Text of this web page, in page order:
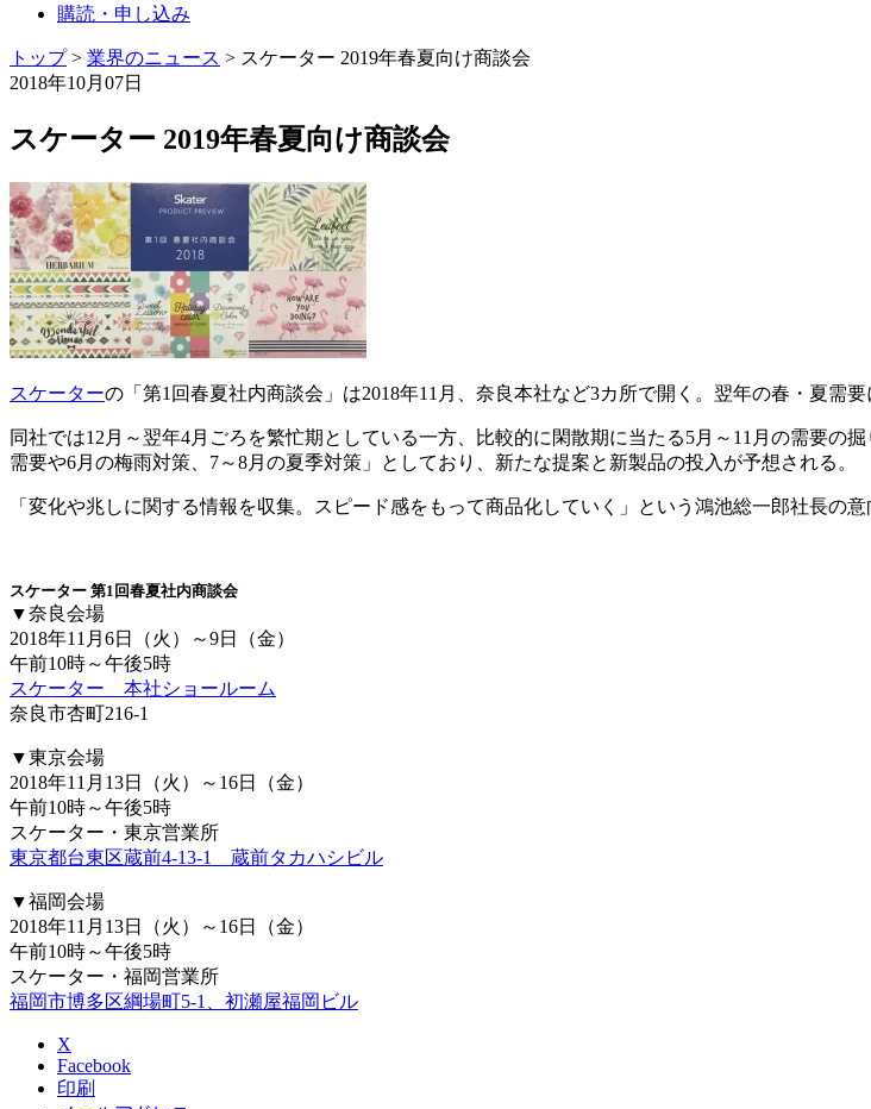
購読・申し込み
トップ> 業界のニュース > スケーター 2019年春夏向け商談会
2018年10月07日
スケーター 2019年春夏向け商談会
スケーターの「第1回春夏社内商談会」は2018年11月、奈良本社など3カ所で開く。翌年の春・夏需
同社では12月～翌年4月ごろを繁忙期としている一方、比較的に閑散期に当たる5月～11月の需要の
需要や6月の梅雨対策、7～8月の夏季対策」としており、新たな提案と新製品の投入が予想される。
「変化や兆しに関する情報を収集。スピード感をもって商品化していく」という鴻池総一郎社長の
スケーター 第1回春夏社内商談会
▼奈良会場
2018年11月6日（火）～9日（金）
午前10時～午後5時
スケーター 本社ショールーム
奈良市杏町216-1
▼東京会場
2018年11月13日（火）～16日（金）
午前10時～午後5時
スケーター・東京営業所
東京都台東区蔵前4-13-1 蔵前タカハシビル
▼福岡会場
2018年11月13日（火）～16日（金）
午前10時～午後5時
スケーター・福岡営業所
福岡市博多区綱場町5-1、初瀬屋福岡ビル
X
Facebook
印刷